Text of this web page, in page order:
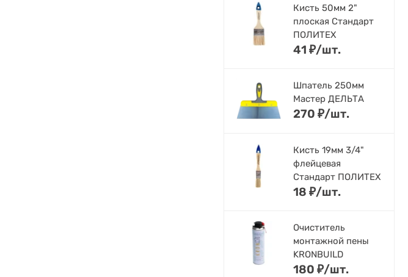
Кисть 50мм 2"
плоская Стандарт
ПОЛИТЕХ
41 ₽/шт.
Шпатель 250мм
Мастер ДЕЛЬТА
270 ₽/шт.
Кисть 19мм 3/4"
флейцевая
Стандарт ПОЛИТЕХ
18 ₽/шт.
Очиститель
монтажной пены
KRONBUILD
180 ₽/шт.